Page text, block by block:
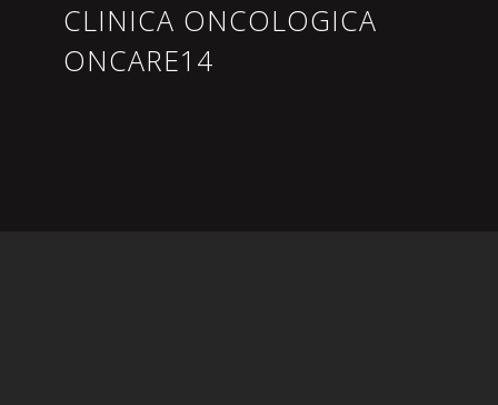
CLINICA ONCOLOGICA
ONCARE14